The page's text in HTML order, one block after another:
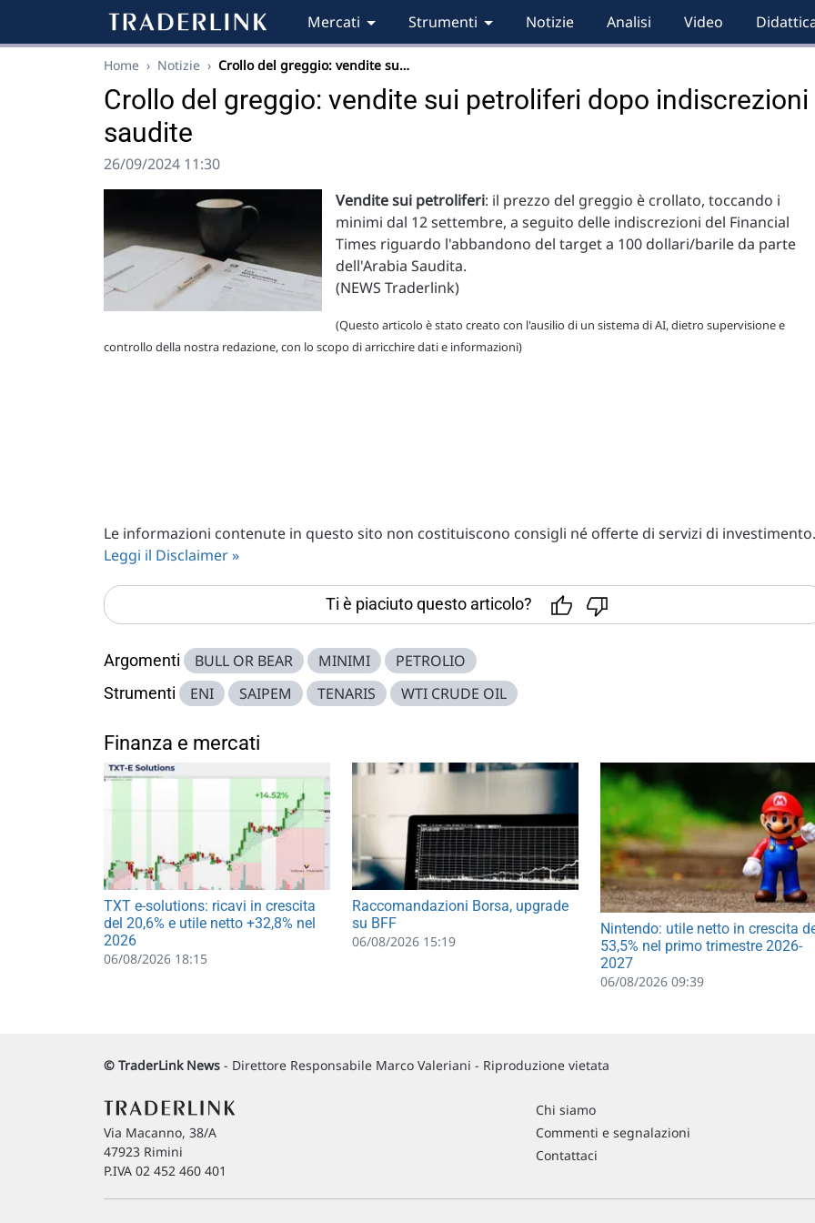
Mercati Strumenti Notizie Analisi Video
Home › Notizie › Crollo del greggio: vendite su…
Crollo del greggio: vendite sui petroliferi dopo indiscrezioni
saudite
26/09/2024 11:30
Vendite sui petroliferi: il prezzo del greggio è crollato, toccando i
minimi dal 12 settembre, a seguito delle indiscrezioni del Financial
Times riguardo l'abbandono del target a 100 dollari/barile da parte
dell'Arabia Saudita.
(NEWS Traderlink)
(Questo articolo è stato creato con l'ausilio di un sistema di AI, dietro supervisione e
controllo della nostra redazione, con lo scopo di arricchire dati e informazioni)
Le informazioni contenute in questo sito non costituiscono consigli né offerte di servizi di investimento.
Leggi il Disclaimer »
Ti è piaciuto questo articolo?
Argomenti BULL OR BEAR MINIMI PETROLIO
Strumenti ENI SAIPEM TENARIS WTI CRUDE OIL
Finanza e mercati
TXT e-solutions: ricavi in crescita
del 20,6% e utile netto +32,8% nel
2026
06/08/2026 18:15
Raccomandazioni Borsa, upgrade
su BFF
06/08/2026 15:19
Nintendo: utile netto in crescita
53,5% nel primo trimestre 2026-
2027
06/08/2026 09:39
© TraderLink News - Direttore Responsabile Marco Valeriani - Riproduzione vietata
Via Macanno, 38/A
47923 Rimini
P.IVA 02 452 460 401
Chi siamo
Commenti e segnalazioni
Contattaci